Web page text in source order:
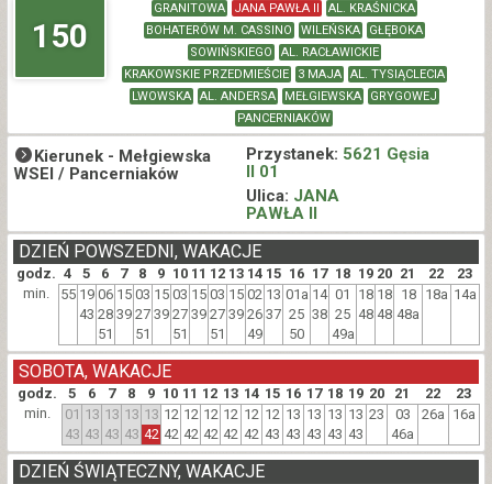
150
GRANITOWA JANA PAWŁA II
AL. KRAŚNICKA
BOHATERÓW M. CASSINO
WILEŃSKA
GŁĘBOKA
SOWIŃSKIEGO
AL. RACŁAWICKIE
KRAKOWSKIE PRZEDMIEŚCIE
3 MAJA
AL. TYSIĄCLECIA
LWOWSKA
AL. ANDERSA MEŁGIEWSKA
GRYGOWEJ
PANCERNIAKÓW
Kierunek - Mełgiewska
WSEI / Pancerniaków
Przystanek: 5621 Gęsia
II 01
Ulica: JANA
PAWŁA II
godz. 4 5 6 7 8 9 10 11 12 13 14 15 16 17 18 19 20 21 22 23
DZIEŃ POWSZEDNI, WAKACJE
min. 55 19
43
06
28
51
15
39
03
27
51
15
39
03
27
51
15
39
03
27
51
15
39
02
26
49
13
37
01a
25
50
14
38
01
25
49a
18
48
18
48
18
48a
18a 14a
godz. 5 6 7 8 9 10 11 12 13 14 15 16 17 18 19 20 21 22 23
SOBOTA, WAKACJE
min.
01
43
13
43
13
43
13
43
13
42
12
42
12
42
12
42
12
42
12
42
12
43
13
43
13
43
13
43
13
43
23
03
46a
26a 16a
DZIEŃ ŚWIĄTECZNY, WAKACJE